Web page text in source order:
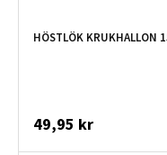
HÖSTLÖK KRUKHALLON
49,95 kr